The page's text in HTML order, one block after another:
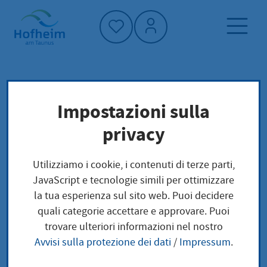
Home"
Pagina iniziale
Vivere a Hofheim
Società e questioni sociali
Diversità
Diversità
Unsere Stadtgesellschaft ist vielfältig und bunt. Sich
auf diese Vielfalt einlassen, fördert Toleranz,
Impostazioni sulla
privacy
Utilizziamo i cookie, i contenuti di terze parti,
JavaScript e tecnologie simili per ottimizzare
la tua esperienza sul sito web. Puoi decidere
quali categorie accettare e approvare. Puoi
trovare ulteriori informazioni nel nostro
Avvisi sulla protezione dei dati/ Impressum.